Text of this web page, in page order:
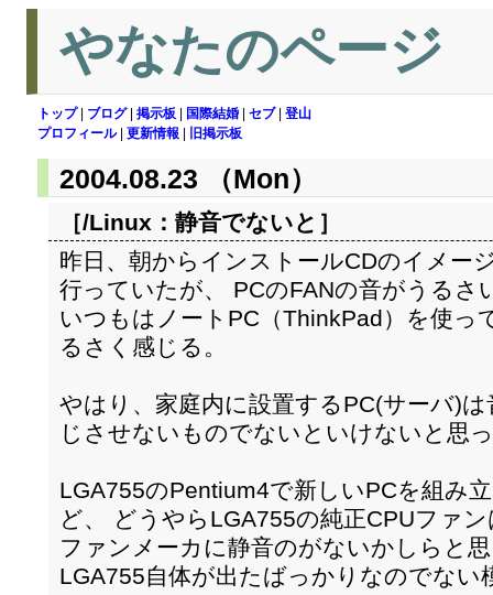
やなたのページ
トップ| ブログ| 掲示板 国際結婚 セブ| 登山
プロフィール| 更新情報 旧掲示板
2004.08.23 （Mon）
［/Linux： 静音でないと ］
昨日、朝からインストールCDのイメー
行っていたが、 PCのFANの音がうるさ
いつもはノートPC（ThinkPad）を使っ
るさく感じる。
やはり、家庭内に設置するPC(サーバ)
じさせないものでないといけないと思
LGA755のPentium4で新しいPCを組み
ど、 どうやらLGA755の純正CPUファ
ファンメーカに静音のがないかしらと
LGA755自体が出たばっかりなのでない